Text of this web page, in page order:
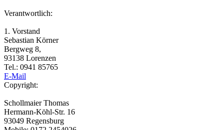
Verantwortlich:
1. Vorstand
Sebastian Körner
Bergweg 8,
93138 Lorenzen
Tel.: 0941 85765
E-Mail
Copyright:
Schollmaier Thomas
Hermann-Köhl-Str. 16
93049 Regensburg